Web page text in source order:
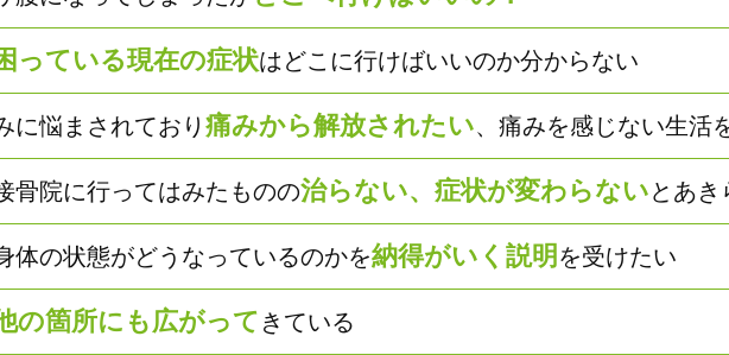
っている現在の症状はどこに行けばいいのか分からない
に悩まされており痛みから解放されたい、痛みを感じない生活
骨院に行ってはみたものの治らない、症状が変わらないとあき
体の状態がどうなっているのかを納得がいく説明 を受けたい
の箇所にも広がって きている